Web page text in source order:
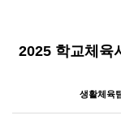
2025 학교체육
생활체육